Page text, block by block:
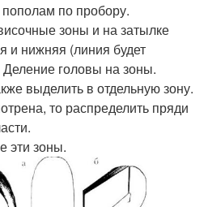
по пробору.
зоны и на затылке
и нижняя (линия будет
Деление головы на зоны.
выделить в отдельную зону.
то распределить пряди
эти зоны.